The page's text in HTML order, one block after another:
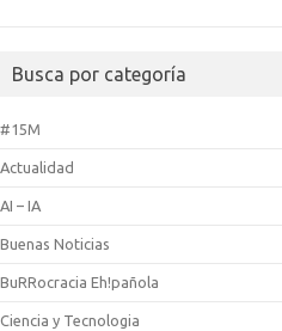
Busca por categoría
#15M
Actualidad
AI – IA
Buenas Noticias
BuRRocracia Eh!pañola
Ciencia y Tecnologia